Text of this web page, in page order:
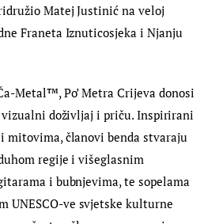
Matej Justinić na veloj
Franeta Iznuticosjeka i Njanju
Metal™, Po’ Metra Crijeva donosi
vizualni doživljaj i priču. Inspirirani
mitovima, članovi benda stvaraju
regije i višeglasnim
i bubnjevima, te sopelama
UNESCO-ve svjetske kulturne